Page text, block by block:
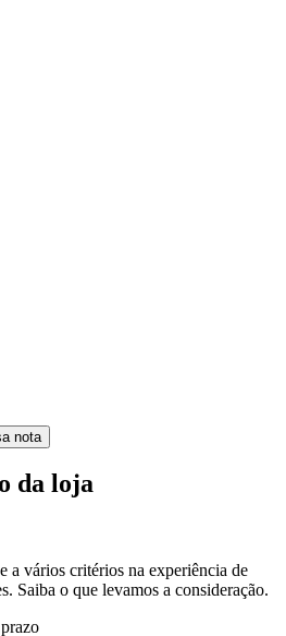
nota
da loja
a vários critérios na experiência de
Saiba o que levamos a consideração.